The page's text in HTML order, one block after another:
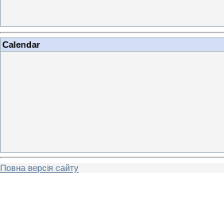
Calendar
Повна версія сайту